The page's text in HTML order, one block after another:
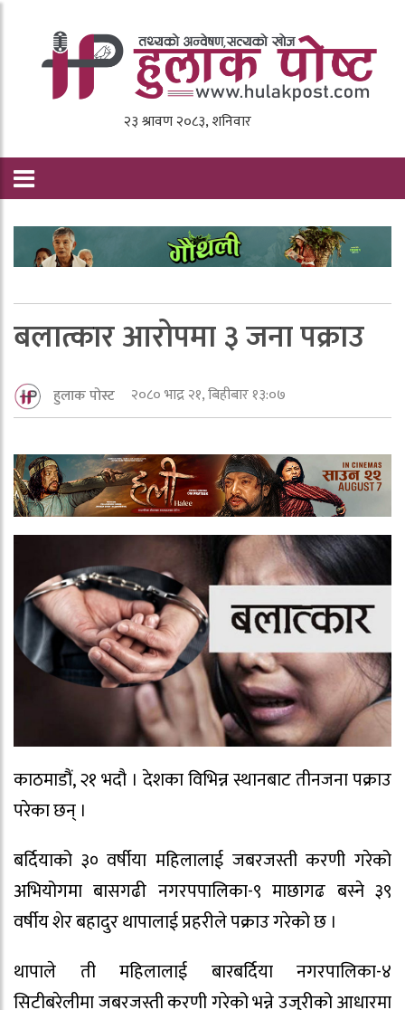
बलात्कार आरोपमा ३ जना पक्राउ
हुलाक पोस्ट २०८० भाद्र २१, बिहीबार १३:०७
काठमाडौं, २१ भदौ । देशका विभिन्न स्थानबाट तीनजना पक्राउ
परेका छन् ।
बर्दियाको ३० वर्षीया महिलालाई जबरजस्ती करणी गरेको
अभियोगमा बासगढी नगरपपालिका-९ माछागढ बस्ने ३९
वर्षीय शेर बहादुर थापालाई प्रहरीले पक्राउ गरेको छ ।
थापाले ती महिलालाई बारबर्दिया नगरपालिका-४
सिटीबरेलीमा जबरजस्ती करणी गरेको भन्ने उजुरीको आधारमा